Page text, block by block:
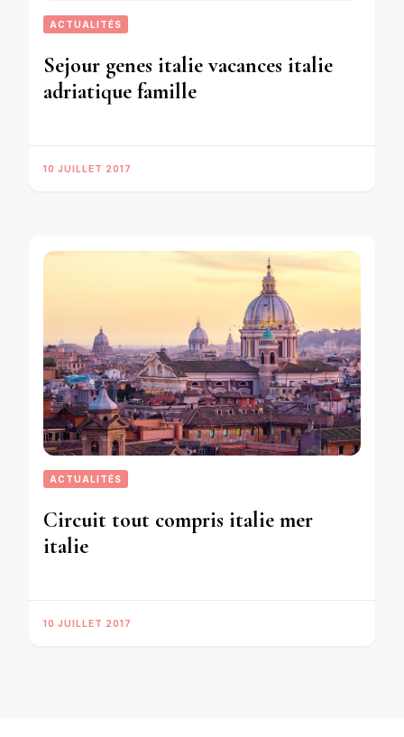
ACTUALITÉS
Sejour genes italie vacances italie
adriatique famille
10 JUILLET 2017
ACTUALITÉS
Circuit tout compris italie mer
italie
10 JUILLET 2017